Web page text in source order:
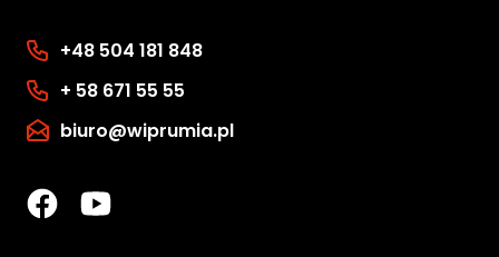
+48 504 181 848
+ 58 671 55 55
biuro@wiprumia.pl